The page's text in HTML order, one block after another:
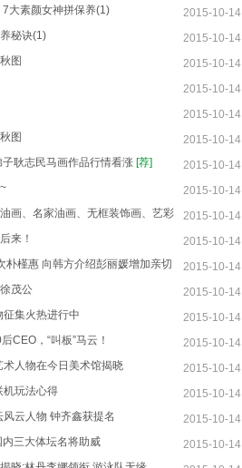
00:30:16
2015-10-14
20:30:48
大素颜女神拼保养(1)
2015-10-14
20:30:08
秘诀(1)
2015-10-14
20:29:06
图
2015-10-14
20:28:53
2015-10-14
20:27:52
2015-10-14
20:27:38
图
2015-10-14
20:27:03
耿志民马画作品行情看涨 [荐]
2015-10-14
20:26:40
2015-10-14
20:22:04
油画、名家油画、无框装饰画、艺彩
2015-10-14
20:04:09
来！
2015-10-14
20:03:11
朴槿惠 向韩方介绍彭丽媛增加亲切
2015-10-14
20:02:32
茂公
2015-10-14
20:00:29
征集火热进行中
2015-10-14
19:58:16
CEO，“叫板”马云！
2015-10-14
19:56:08
人物在今日美术馆揭晓
2015-10-14
18:36:07
机玩法心得
2015-10-14
17:25:15
云人物 钟齐鑫获提名
2015-10-14
三大体坛名将助威